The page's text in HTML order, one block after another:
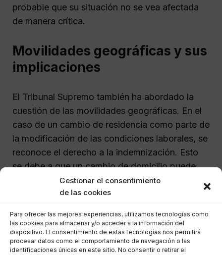
Gestionar el consentimiento
de las cookies
Para ofrecer las mejores experiencias, utilizamos tecnologías como
las cookies para almacenar y/o acceder a la información del
dispositivo. El consentimiento de estas tecnologías nos permitirá
procesar datos como el comportamiento de navegación o las
identificaciones únicas en este sitio. No consentir o retirar el
probable que su situación no se vea afectada
de manera crítica.
Movilidades geográficas y sus
implicaciones
El Tribunal Supremo también ha abordado la
cuestión de las movilidades geográficas. En el
caso de un cambio de residencia como parte de
la modificación de las condiciones laborales, se
reconoce el derecho a la indemnización. Esto
se debe a que un cambio de domicilio puede
acarrear un perjuicio significativo en la vida
personal y profesional de un trabajador.
Por ejemplo, si un empleado que vive en Madrid
es transferido a Algeciras, el tribunal considera
que el cambio es sustancial y que el trabajador